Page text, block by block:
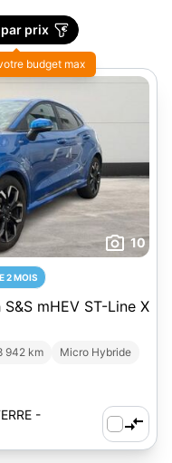
prix
10
2 MOIS
mHEV ST-Line X
942 km
Micro Hybride
-